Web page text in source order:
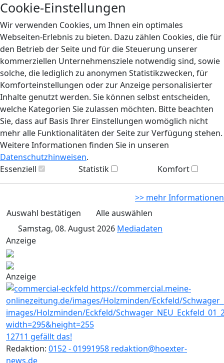
Cookie-Einstellungen
Wir verwenden Cookies, um Ihnen ein optimales
Webseiten-Erlebnis zu bieten. Dazu zählen Cookies, die für
den Betrieb der Seite und für die Steuerung unserer
kommerziellen Unternehmensziele notwendig sind, sowie
solche, die lediglich zu anonymen Statistikzwecken, für
Komforteinstellungen oder zur Anzeige personalisierter
Inhalte genutzt werden. Sie können selbst entscheiden,
welche Kategorien Sie zulassen möchten. Bitte beachten
Sie, dass auf Basis Ihrer Einstellungen womöglich nicht
mehr alle Funktionalitäten der Seite zur Verfügung stehen.
Weitere Informationen finden Sie in unseren
Datenschutzhinweisen.
Essenziell
Statistik Komfort
>> mehr Informationen
Auswahl bestätigen
Alle auswählen
Samstag, 08. August 2026 Mediadaten
Anzeige
Anzeige
12711 gefällt das!
Redaktion: 0152 - 01991958 redaktion@hoexter-
news.de